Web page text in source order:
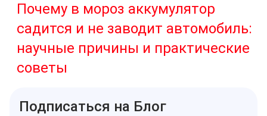
Почему в мороз аккумулятор
садится и не заводит автомобиль:
научные причины и практические
советы
Подписаться на Блог